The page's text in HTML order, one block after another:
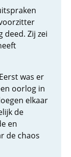
deed. Zij zei
was er
oorlog in
elkaar
de
en
de chaos